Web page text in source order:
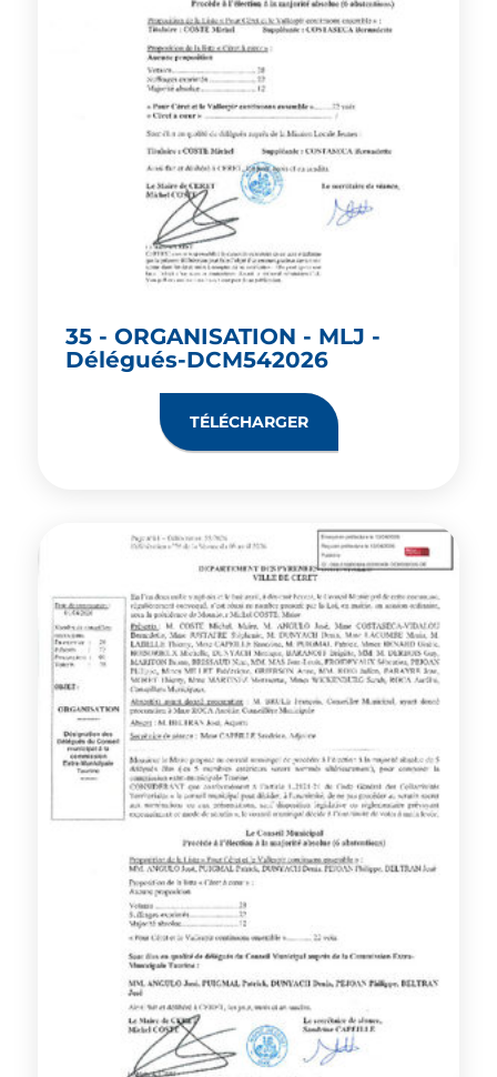
35 - ORGANISATION - MLJ -
Délégués-DCM542026
TÉLÉCHARGER